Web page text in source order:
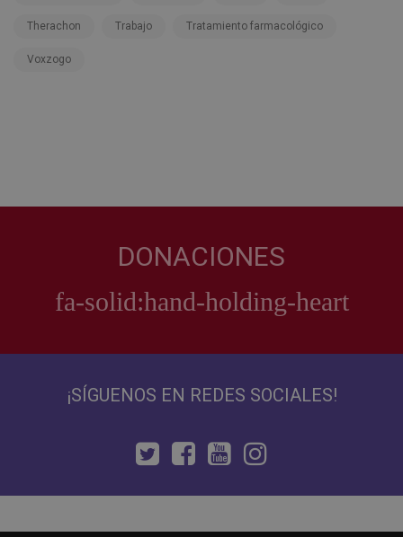
Therachon Trabajo Tratamiento farmacológico
Voxzogo
DONACIONES
¡SÍGUENOS EN REDES SOCIALES!